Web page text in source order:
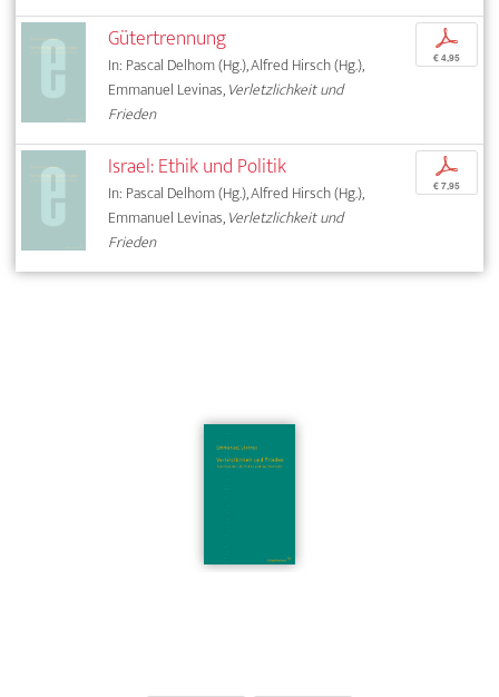
Gütertrennung
In: Pascal Delhom (Hg.), Alfred Hirsch (Hg.),
Emmanuel Levinas,Verletzlichkeit und
Frieden
p
€ 4,95
Israel: Ethik und Politik
In: Pascal Delhom (Hg.), Alfred Hirsch (Hg.),
Emmanuel Levinas,Verletzlichkeit und
Frieden
p
€ 7,95